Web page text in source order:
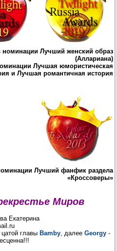
номинации Лучший женский образ
(Аллариана)
Лучшая юмористическая
и Лучшая романтичная история
Лучший фанфик раздела
«Кроссоверы»
Миров
Екатерина
цатой главы Bamby, далее Georgy -